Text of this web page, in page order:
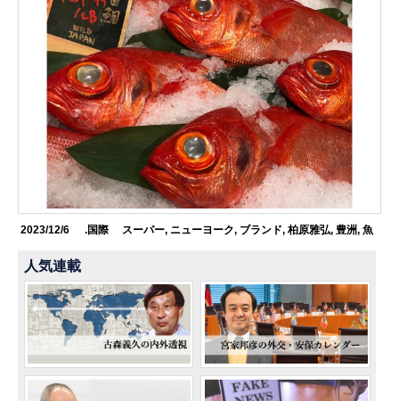
2023/12/6 .国際 スーパー, ニューヨーク, ブランド, 柏原雅弘, 豊洲, 魚
人気連載